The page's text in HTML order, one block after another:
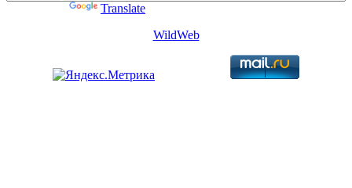
Translate
WildWeb